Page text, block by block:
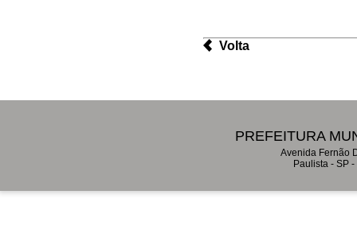
Volta
PREFEITURA
Avenida Fernão
Paulista - SP